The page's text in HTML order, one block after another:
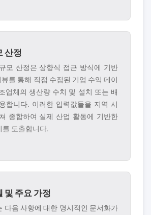
산정
모 산정은 상향식 접근 방식에 기반
를 통해 직접 수집된 기업 수익 데이
업체의 생산량 수치 및 설치 또는 배
합니다. 이러한 입력값들을 지역 시
종합하여 실제 산업 활동에 기반한
를 도출합니다.
및 주요 가정
다음 사항에 대한 명시적인 문서화가